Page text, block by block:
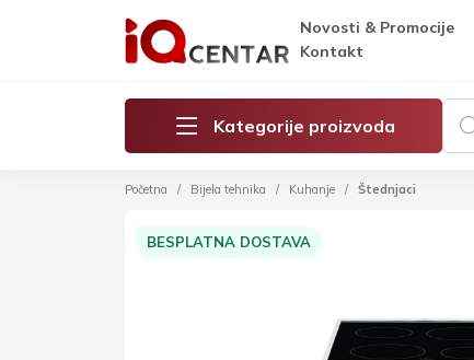
Novosti & Promocije
Kontakt
Kategorije proizvoda
Početna Bijela tehnika Kuhanje Štednjaci
BESPLATNA DOSTAVA